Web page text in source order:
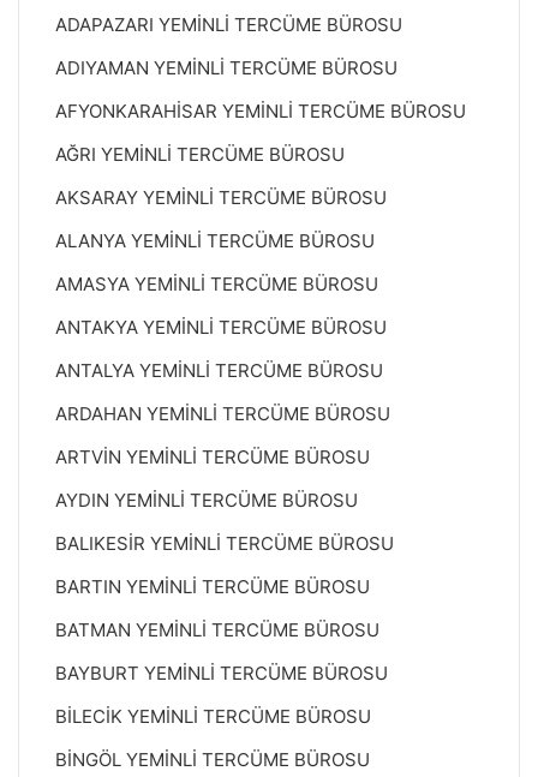
ADAPAZARI YEMİNLİ TERCÜME BÜROSU
ADIYAMAN YEMİNLİ TERCÜME BÜROSU
AFYONKARAHİSAR YEMİNLİ TERCÜME BÜROSU
AĞRI YEMİNLİ TERCÜME BÜROSU
AKSARAY YEMİNLİ TERCÜME BÜROSU
ALANYA YEMİNLİ TERCÜME BÜROSU
AMASYA YEMİNLİ TERCÜME BÜROSU
ANTAKYA YEMİNLİ TERCÜME BÜROSU
ANTALYA YEMİNLİ TERCÜME BÜROSU
ARDAHAN YEMİNLİ TERCÜME BÜROSU
ARTVİN YEMİNLİ TERCÜME BÜROSU
AYDIN YEMİNLİ TERCÜME BÜROSU
BALIKESİR YEMİNLİ TERCÜME BÜROSU
BARTIN YEMİNLİ TERCÜME BÜROSU
BATMAN YEMİNLİ TERCÜME BÜROSU
BAYBURT YEMİNLİ TERCÜME BÜROSU
BİLECİK YEMİNLİ TERCÜME BÜROSU
BİNGÖL YEMİNLİ TERCÜME BÜROSU